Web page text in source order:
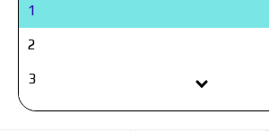
1
2
3
4